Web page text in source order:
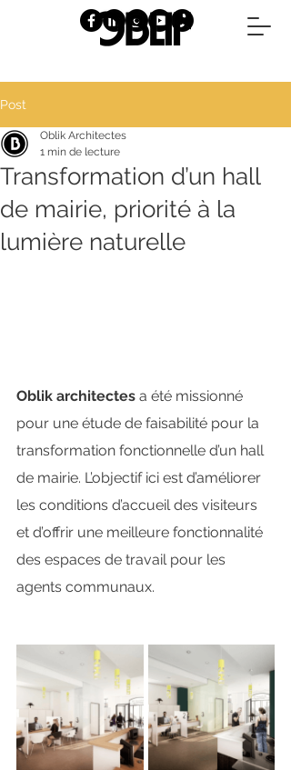
Post
Transformation d’un hall
de mairie, priorité à la
lumière naturelle
Oblik Architectes
1 min de lecture
Oblik architectes a été missionné
pour une étude de faisabilité pour la
transformation fonctionnelle d’un hall
de mairie. L’objectif ici est d’améliorer
les conditions d’accueil des visiteurs
et d’offrir une meilleure fonctionnalité
des espaces de travail pour les
agents communaux.